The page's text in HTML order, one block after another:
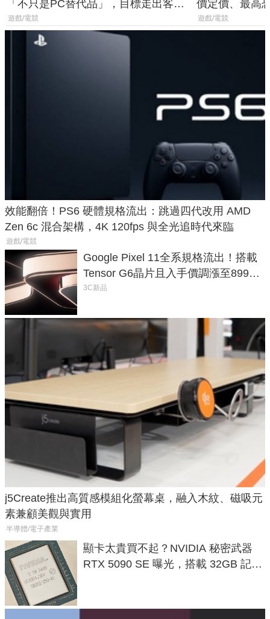
「不只是PC替代品」，目標走出客
廳、進軍電競桌面
遊戲/電競
價定價、最高
遊戲/電競
效能翻倍！PS6 硬體規格流出：跳過四代改用 AMD
Zen 6c 混合架構，4K 120fps 與全光追時代來臨
遊戲/電競
Google Pixel 11全系規格流出！搭載
Tensor G6晶片且入手價調漲至899美
元
3C新品
j5Create推出高質感模組化螢幕桌，融入木紋、磁吸元
素兼顧美觀與實用
半導體/電子產業
顯卡太貴買不起？NVIDIA 秘密武器
RTX 5090 SE 曝光，搭載 32GB 記憶